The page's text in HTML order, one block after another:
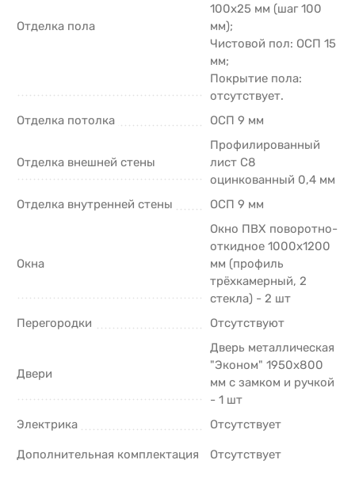
Отделка пола
100х25 мм (шаг 100
мм);
Чистовой пол: ОСП 15
мм;
Покрытие пола:
отсутствует.
Отделка потолка
ОСП 9 мм
Отделка внешней стены
Профилированный
лист С8
оцинкованный 0,4 мм
Отделка внутренней стены
ОСП 9 мм
Окна
Окно ПВХ поворотно-
откидное 1000х1200
мм (профиль
трёхкамерный, 2
стекла) - 2 шт
Перегородки
Отсутствуют
Двери
Дверь металлическая
"Эконом" 1950х800
мм с замком и ручкой
- 1 шт
Электрика
Отсутствует
Дополнительная комплектация Отсутствует